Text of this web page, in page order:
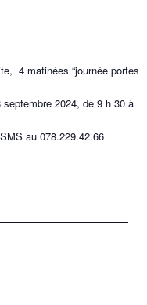
4 matinées “journée portes
2024, de 9 h 30 à
au 078.229.42.66